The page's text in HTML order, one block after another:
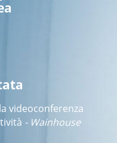
videoconferenza
- Wainhouse